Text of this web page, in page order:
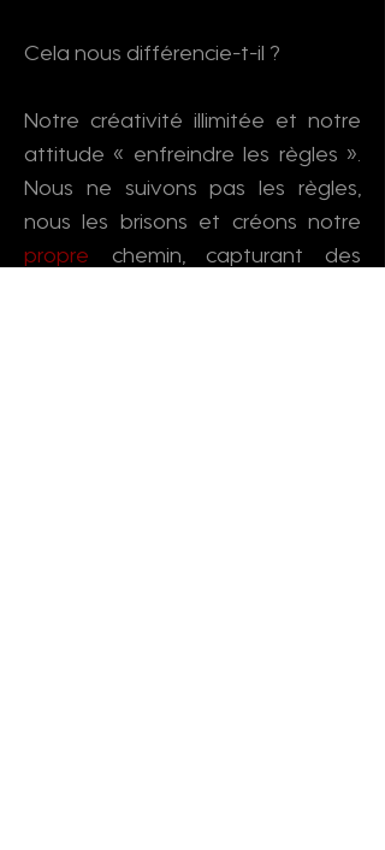
Cela nous différencie-t-il ?
Notre créativité illimitée et notre
attitude « enfreindre les règles ».
Nous ne suivons pas les règles,
nous les brisons et créons notre
propre
chemin, capturant des